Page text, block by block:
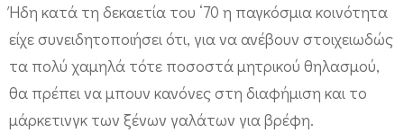
Ήδη κατά τη δεκαετία του ‘70 η παγκόσμια κοινότητα
είχε συνειδητοποιήσει ότι, για να ανέβουν στοιχειωδώς
τα πολύ χαμηλά τότε ποσοστά μητρικού θηλασμού,
θα πρέπει να μπουν κανόνες στη διαφήμιση και το
μάρκετινγκ των ξένων γαλάτων για βρέφη.